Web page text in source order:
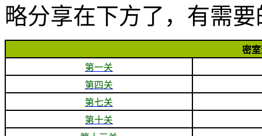
略分享在下方了，有需
密
第一关
第四关
第七关
第十关